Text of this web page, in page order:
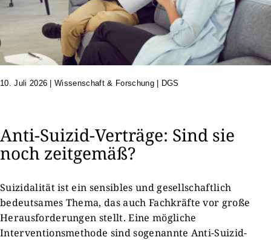
10. Juli 2026 |Wissenschaft & Forschung | DGS
Anti-Suizid-Verträge: Sind sie
noch zeitgemäß?
Suizidalität ist ein sensibles und gesellschaftlich
bedeutsames Thema, das auch Fachkräfte vor große
Herausforderungen stellt. Eine mögliche
Interventionsmethode sind sogenannte Anti-Suizid-